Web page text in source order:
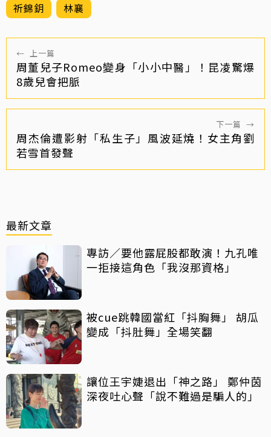
祈錦鈅 林襄
← 上一篇
周董兒子Romeo變身「小小中醫」！昆凌驚爆
8歲兒會把脈
下一篇 →
周杰倫遭影射「私生子」風波延燒！女主角劉
若雪首發聲
最新文章
專訪／要他露屁股都敢演！九孔唯
一拒接這角色「我沒那資格」
被cue跳韓國當紅「抖胸舞」 胡瓜
變成「抖肚舞」全場笑翻
讓位王宇婕退出「神之路」 鄭仲茵
深夜吐心聲「說不難過是騙人的」